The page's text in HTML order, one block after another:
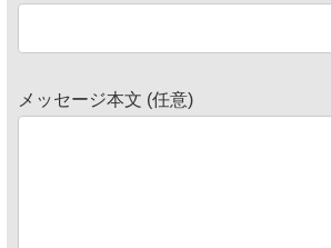
メッセージ本文 (任意)